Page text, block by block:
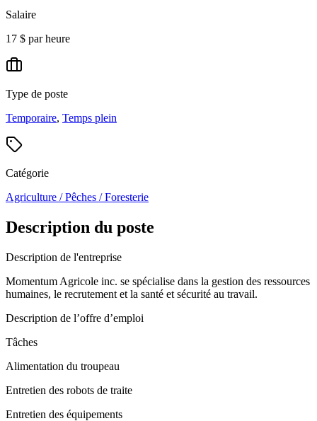
Salaire
17 $ par heure
Type de poste
Temporaire, Temps plein
Catégorie
Agriculture / Pêches / Foresterie
Description du poste
Description de l'entreprise
Momentum Agricole inc. se spécialise dans la gestion des ressources
humaines, le recrutement et la santé et sécurité au travail.
Description de l’offre d’emploi
Tâches
Alimentation du troupeau
Entretien des robots de traite
Entretien des équipements